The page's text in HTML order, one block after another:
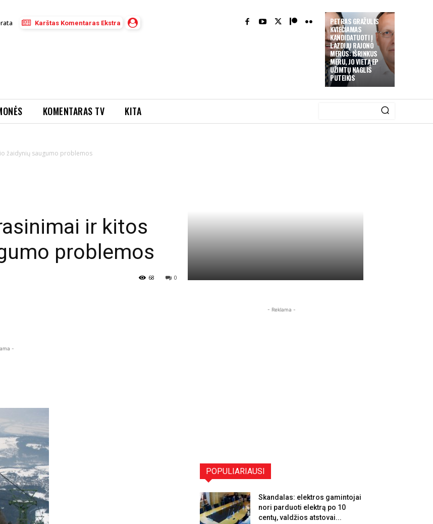
PETRAS GRAŽULIS
KVIEČIAMAS
KANDIDATUOTI Į
LAZDIJŲ RAJONO
MERUS: IŠRINKUS
MERU, JO VIETĄ EP
UŽIMTŲ NAGLIS
PUTEIKIS
Karštas Komentaras Ekstra
KOMENTARAS TV KITA
žaidynių saugumo problemos
ir kitos
problemos
0
68
-
- Reklama -
POPULIARIAUSI
Skandalas: elektros gamintojai
nori parduoti elektrą po 10
centų, valdžios atstovai...